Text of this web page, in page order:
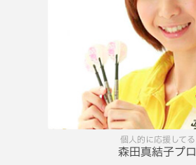
個人的に応援してる
森田真結子プロ